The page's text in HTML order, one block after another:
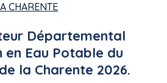
CHARENTE
Départemental
Eau Potable du
la Charente 2026.